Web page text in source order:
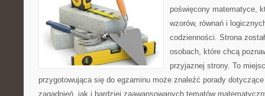
poświęcony matematyce,
wzorów, równań i
codzienności. Strona
osobach, które chcą
przyjaznej strony. To
przygotowująca się do egzaminu może znaleźć porady
zagadnień, jak i bardziej zaawansowanych tematów